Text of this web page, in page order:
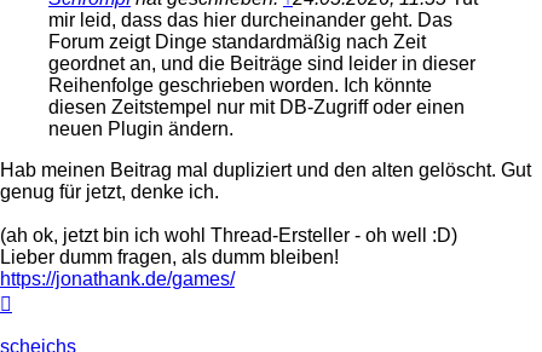
mir leid, dass das hier durcheinander geht. Das
Forum zeigt Dinge standardmäßig nach Zeit
geordnet an, und die Beiträge sind leider in dieser
Reihenfolge geschrieben worden. Ich könnte
diesen Zeitstempel nur mit DB-Zugriff oder einen
neuen Plugin ändern.
Hab meinen Beitrag mal dupliziert und den alten gelöscht. Gut
genug für jetzt, denke ich.
(ah ok, jetzt bin ich wohl Thread-Ersteller - oh well :D)
Lieber dumm fragen, als dumm bleiben!
https://jonathank.de/games/
scheichs